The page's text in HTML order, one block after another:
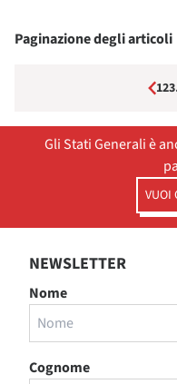
Paginazione degli articoli
123
Gli Stati Generali è
VUOI
NEWSLETTER
Nome
Cognome